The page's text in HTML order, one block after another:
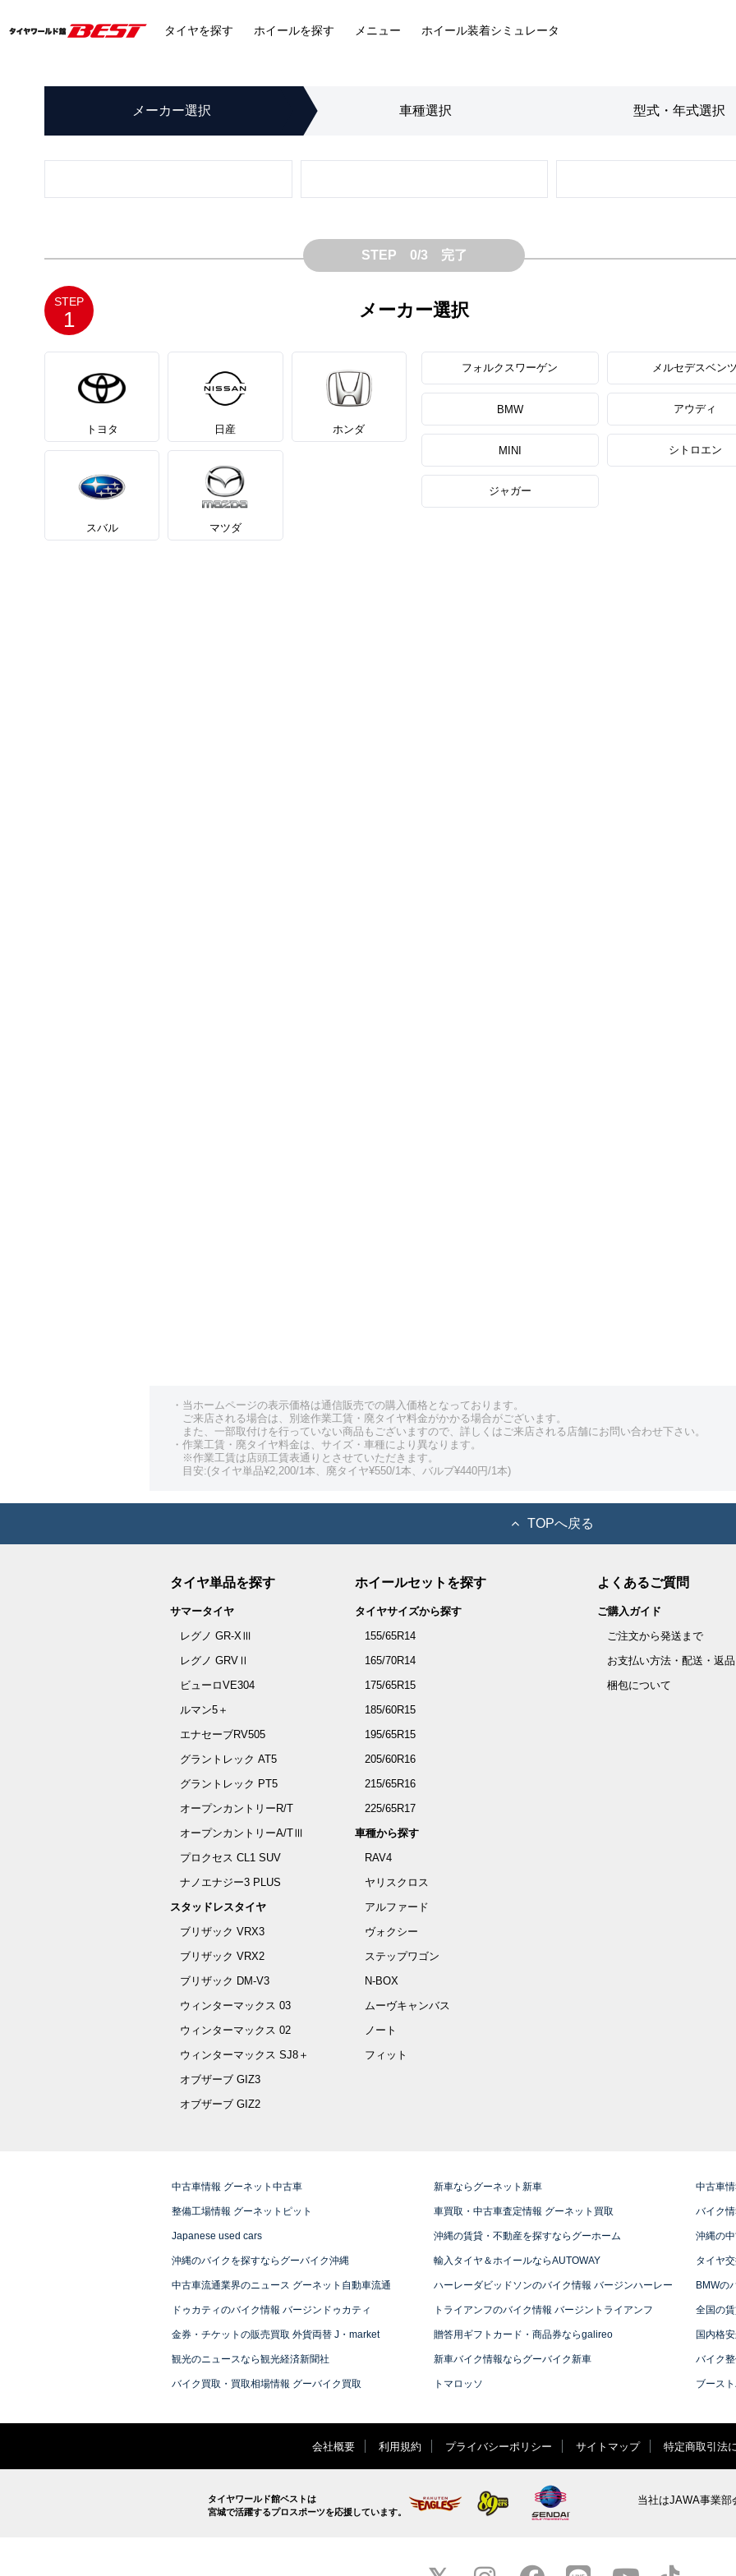
タイヤを探す ホイールを探す メニュー ホイール装着シミュレータ
メーカー選択 車種選択 型式・年式選択
STEP 0/3 完了
STEP
1 メーカー選択
トヨタ 日産 ホンダ
スバル マツダ
フォルクスワーゲン メルセデスベンツ
BMW アウディ
MINI シトロエン
ジャガー
・当ホームページの表示価格は通信販売での購入価格となっております。
ご来店される場合は、別途作業工賃・廃タイヤ料金がかかる場合がございます。
また、一部取付けを行っていない商品もございますので、詳しくはご来店される店舗にお問い合わせ下さい。
・作業工賃・廃タイヤ料金は、サイズ・車種により異なります。
※作業工賃は店頭工賃表通りとさせていただきます。
目安:(タイヤ単品¥2,200/1本、廃タイヤ¥550/1本、バルブ¥440円/1本)
TOPへ戻る
タイヤ単品を探す
サマータイヤ
レグノ GR-XⅢ
レグノ GRVⅡ
ビューロVE304
ルマン5＋
エナセーブRV505
グラントレック AT5
グラントレック PT5
オープンカントリーR/T
オープンカントリーA/TⅢ
プロクセス CL1 SUV
ナノエナジー3 PLUS
スタッドレスタイヤ
ブリザック VRX3
ブリザック VRX2
ブリザック DM-V3
ウィンターマックス 03
ウィンターマックス 02
ウィンターマックス SJ8＋
オブザーブ GIZ3
オブザーブ GIZ2
ホイールセットを探す
タイヤサイズから探す
155/65R14
165/70R14
175/65R15
185/60R15
195/65R15
205/60R16
215/65R16
225/65R17
車種から探す
RAV4
ヤリスクロス
アルファード
ヴォクシー
ステップワゴン
N-BOX
ムーヴキャンバス
ノート
フィット
よくあるご質問
ご購入ガイド
ご注文から発送まで
お支払い方法・配送・返品
梱包について
中古車情報 グーネット中古車 新車ならグーネット新車 中古車
整備工場情報 グーネットピット 車買取・中古車査定情報 グーネット買取 バイク
Japanese used cars 沖縄の賃貸・不動産を探すならグーホーム 沖縄の
沖縄のバイクを探すならグーバイク沖縄 輸入タイヤ＆ホイールならAUTOWAY タイヤ
中古車流通業界のニュース グーネット自動車流通 ハーレーダビッドソンのバイク情報 バージンハーレー BMWの
ドゥカティのバイク情報 バージンドゥカティ トライアンフのバイク情報 バージントライアンフ 全国の
金券・チケットの販売買取 外貨両替 J・market 贈答用ギフトカード・商品券ならgalireo 国内格
観光のニュースなら観光経済新聞社 新車バイク情報ならグーバイク新車 バイク
バイク買取・買取相場情報 グーバイク買取 トマロッソ ブース
会社概要 利用規約 プライバシーポリシー サイトマップ 特定商取引法
タイヤワールド館ベストは
宮城で活躍するプロスポーツを応援しています。
当社はJAWA事業部